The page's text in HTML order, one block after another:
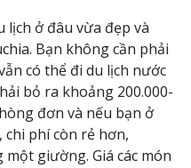
lịch ở đâu vừa đẹp và
Bạn không cần phải
có thể đi du lịch nước
bỏ ra khoảng 200.000-
đơn và nếu bạn ở
chi phí còn rẻ hơn,
một giường. Giá các món